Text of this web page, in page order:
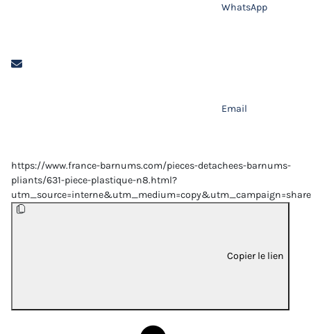
WhatsApp
Email
https://www.france-barnums.com/pieces-detachees-barnums-
pliants/631-piece-plastique-n8.html?
Copier le lien